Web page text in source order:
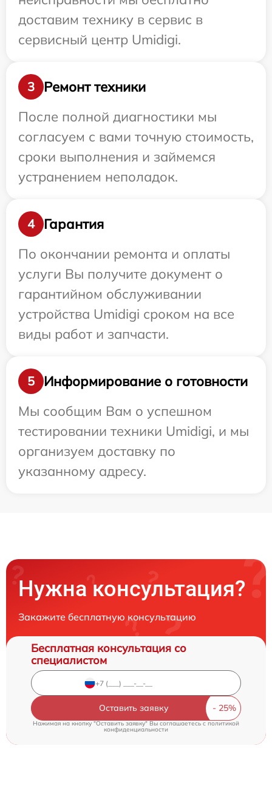
доставим технику в сервис в
сервисный центр Umidigi.
3
Ремонт техники
После полной диагностики мы
согласуем с вами точную стоимость,
сроки выполнения и займемся
устранением неполадок.
4
Гарантия
По окончании ремонта и оплаты
услуги Вы получите документ о
гарантийном обслуживании
устройства Umidigi сроком на все
виды работ и запчасти.
5
Информирование о готовности
Мы сообщим Вам о успешном
тестировании техники Umidigi, и мы
организуем доставку по
указанному адресу.
Нужна консультация?
Закажите бесплатную консультацию
Бесплатная консультация со
специалистом
Оставить заявку
Нажимая на кнопку "Оставить заявку" Вы соглашаетесь c политикой
конфиденциальности